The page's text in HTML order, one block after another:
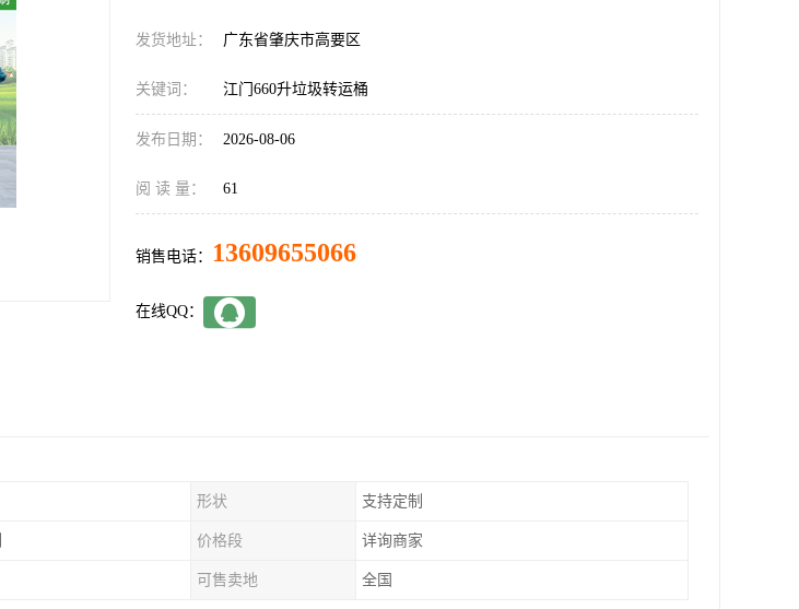
发货地址： 广东省肇庆市高要区
关键词： 江门660升垃圾转运桶
发布日期： 2026-08-06
阅 读 量： 61
销售电话： 13609655066
在线QQ：
形状 支持定制
价格段 详询商家
可售卖地 全国